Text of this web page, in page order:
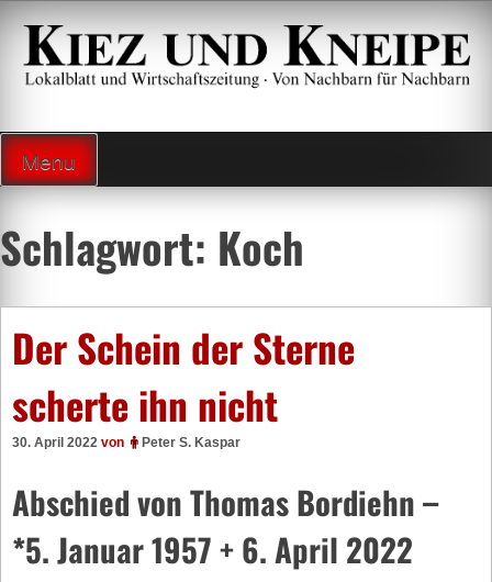
Zum
Inhalt
springen
Menu
Schlagwort: Koch
Der Schein der Sterne
scherte ihn nicht
30. April 2022 von Peter S. Kaspar
Abschied von Thomas Bordiehn –
*5. Januar 1957 + 6. April 2022